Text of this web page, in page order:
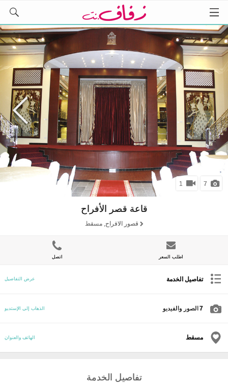
7
1
قاعة قصر الأفراح
قصور الافراح, مسقط
اطلب السعر اتصل
تفاصيل الخدمة عرض التفاصيل
7 الصور والفيديو الذهاب إلى الإستديو
مسقط الهاتف والعنوان
تفاصيل الخدمة